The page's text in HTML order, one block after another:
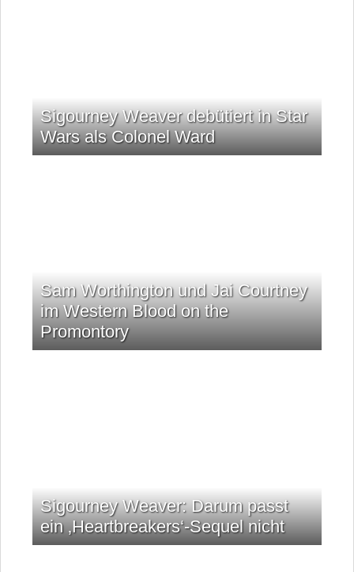
Sigourney Weaver debütiert in Star
Wars als Colonel Ward
Sam Worthington und Jai Courtney
im Western Blood on the
Promontory
Sigourney Weaver: Darum passt
ein ‚Heartbreakers‘-Sequel nicht